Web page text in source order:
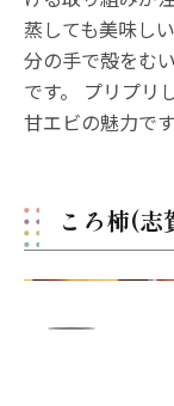
蒸しても美味し
分の手で殻をむ
です。 プリプリ
甘エビの魅力です
ころ柿(志